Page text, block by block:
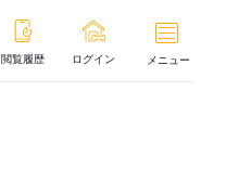
閲覧履歴 ログイン メニュー